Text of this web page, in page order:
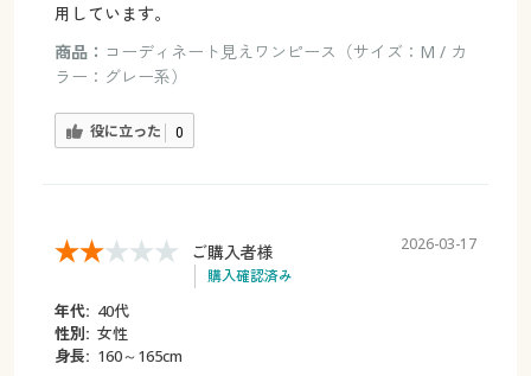
用しています。
商品： コーディネート見えワンピース（サイズ：M / カ
ラー：グレー系）
役に立った 0
ご購入者様
購入確認済み
2026-03-17
年代: 40代
性別: 女性
身長: 160～165cm